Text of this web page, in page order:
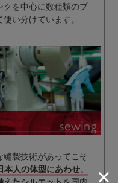
クを中心に数種類のプ
い分けています。
縫製技術があってこそ
本人の体型にあわせ、